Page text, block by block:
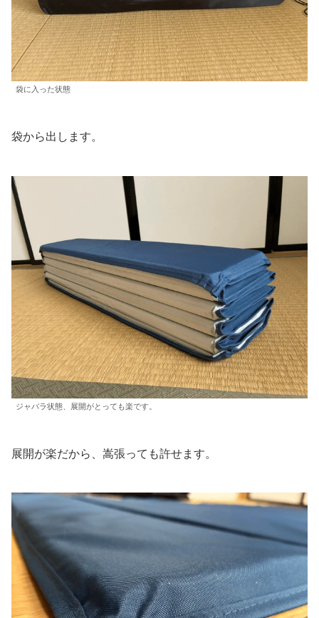
袋に入った状態
袋から出します。
ジャバラ状態、展開がとっても楽です。
展開が楽だから、嵩張っても許せます。